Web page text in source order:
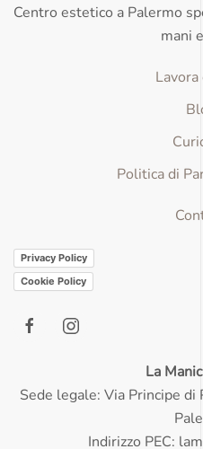
Centro estetico a Palermo
mani
Lavora
Politica di
Privacy Policy
Cookie Policy
La
Sede legale: Via Principe
Indirizzo PEC: